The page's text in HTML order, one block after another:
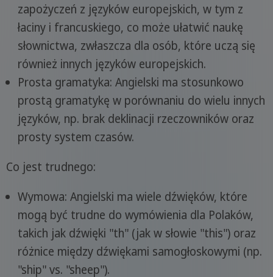
zapożyczeń z języków europejskich, w tym z
łaciny i francuskiego, co może ułatwić naukę
słownictwa, zwłaszcza dla osób, które uczą się
również innych języków europejskich.
Prosta gramatyka: Angielski ma stosunkowo
prostą gramatykę w porównaniu do wielu innych
języków, np. brak deklinacji rzeczowników oraz
prosty system czasów.
Co jest trudnego:
Wymowa: Angielski ma wiele dźwięków, które
mogą być trudne do wymówienia dla Polaków,
takich jak dźwięki "th" (jak w słowie "this") oraz
różnice między dźwiękami samogłoskowymi (np.
"ship" vs. "sheep").